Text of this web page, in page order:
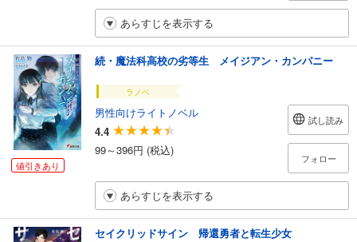
あらすじを表示する
値引きあり
続・魔法科高校の劣等生 メイジアン・カンパニー
ラノベ
男性向けライトノベル
4.4
99～396円 (税込)
試し読み
フォロー
あらすじを表示する
セイクリッドサイン 帰還勇者と転生少女